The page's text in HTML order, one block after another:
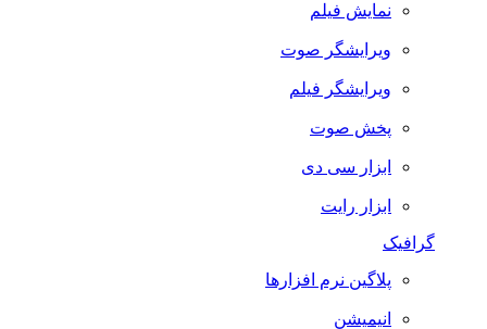
نمایش فیلم
ویرایشگر صوت
ویرایشگر فیلم
پخش صوت
ابزار سی دی
ابزار رایت
گرافیک
پلاگین نرم افزارها
انیمیشن